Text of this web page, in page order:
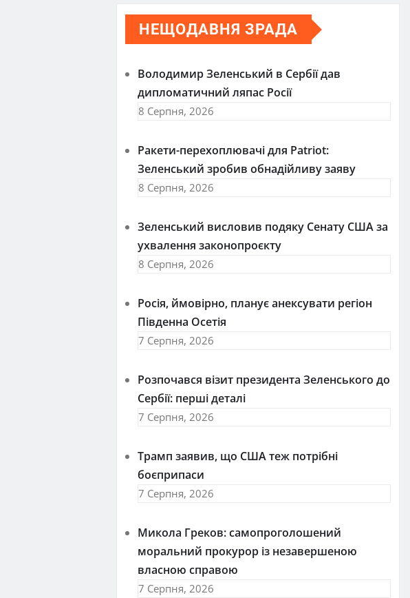
НЕЩОДАВНЯ ЗРАДА
Володимир Зеленський в Сербії дав
дипломатичний ляпас Росії
8 Серпня, 2026
Ракети-перехоплювачі для Patriot:
Зеленський зробив обнадійливу заяву
8 Серпня, 2026
Зеленський висловив подяку Сенату США за
ухвалення законопроєкту
8 Серпня, 2026
Росія, ймовірно, планує анексувати регіон
Південна Осетія
7 Серпня, 2026
Розпочався візит президента Зеленського до
Сербії: перші деталі
7 Серпня, 2026
Трамп заявив, що США теж потрібні
боєприпаси
7 Серпня, 2026
Микола Греков: самопроголошений
моральний прокурор із незавершеною
власною справою
7 Серпня, 2026